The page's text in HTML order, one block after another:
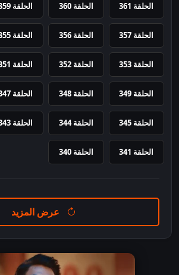
الحلقة 361 الحلقة 360 الحلقة 359
الحلقة 357 الحلقة 356 الحلقة 355
الحلقة 353 الحلقة 352 الحلقة 351
الحلقة 349 الحلقة 348 الحلقة 347
الحلقة 345 الحلقة 344 الحلقة 343
الحلقة 341 الحلقة 340
عرض المزيد